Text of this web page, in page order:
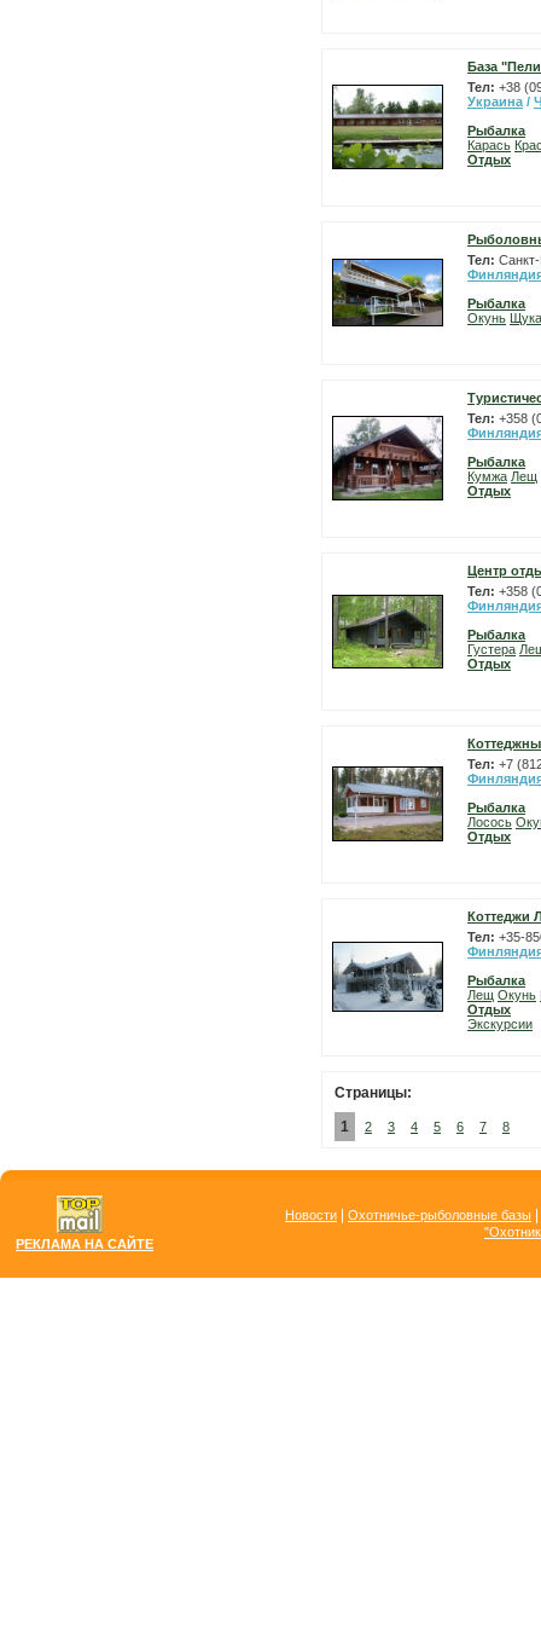
База
Тел: +38
Украина /
Рыбалка
Карась
Отдых
Тел:
Рыбалка
Окунь Щука
Тел: +358
Рыбалка
Кумжа Лещ
Отдых
Центр
Тел: +358
Рыбалка
Густера
Отдых
Тел: +7
Рыбалка
Лосось
Отдых
Коттеджи
Тел: +35-
Рыбалка
Лещ Окунь
Отдых
Экскурсии
Страницы:
1
2 3 4 5 6 7 8
РЕКЛАМА НА САЙТЕ
Новости Охотничье-рыболовные базы